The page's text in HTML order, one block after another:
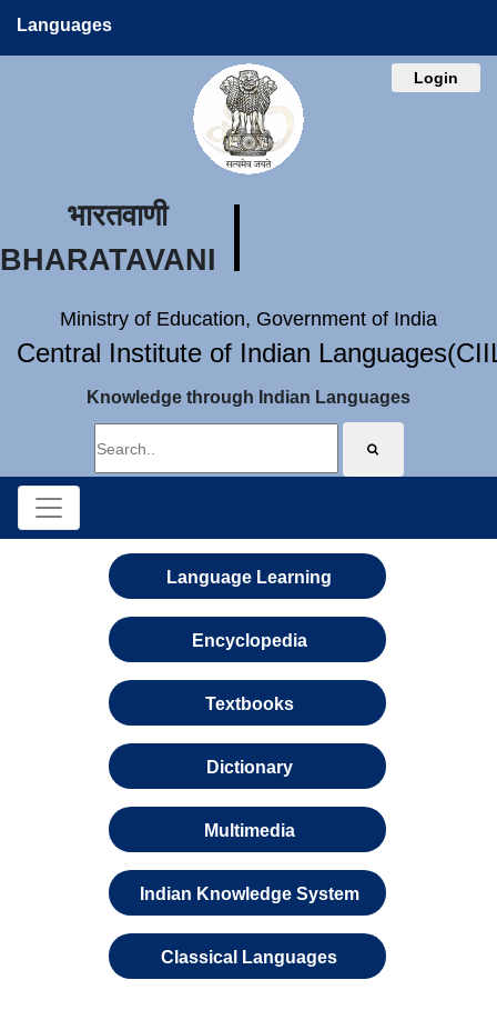
Languages
Login
भारतवाणी
BHARATAVANI
Ministry of Education, Government of India
Central Institute of Indian
Knowledge through Indian Languages
Language Learning
Encyclopedia
Textbooks
Dictionary
Multimedia
Indian Knowledge System
Classical Languages